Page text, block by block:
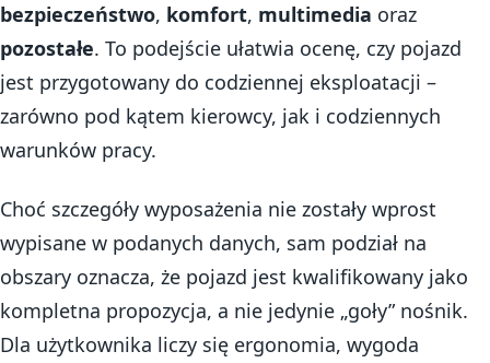
bezpieczeństwo, komfort, multimedia oraz
pozostałe. To podejście ułatwia ocenę, czy pojazd
jest przygotowany do codziennej eksploatacji –
zarówno pod kątem kierowcy, jak i codziennych
warunków pracy.
Choć szczegóły wyposażenia nie zostały wprost
wypisane w podanych danych, sam podział na
obszary oznacza, że pojazd jest kwalifikowany jako
kompletna propozycja, a nie jedynie „goły” nośnik.
Dla użytkownika liczy się ergonomia, wygoda